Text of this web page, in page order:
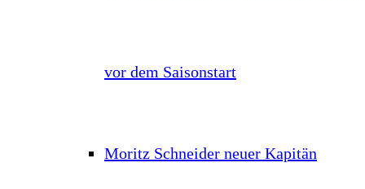
vor dem Saisonstart
Moritz Schneider neuer Kapitän